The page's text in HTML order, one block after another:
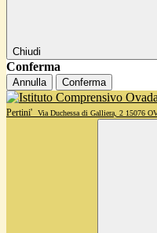
Chiudi
Conferma
Annulla Conferma
Pertini'
Via Duchessa di Galliera, 2 15076